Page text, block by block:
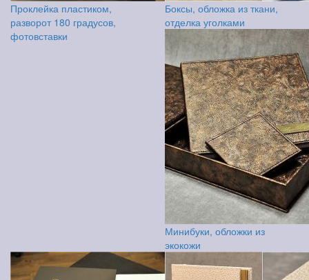
Проклейка пластиком,
разворот 180 градусов,
фотовставки
Боксы, обложка из ткани,
отделка уголками
Минибуки, обложки из
экокожи